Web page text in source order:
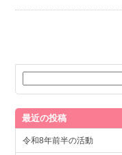
最近の投稿
令和8年前半の活動